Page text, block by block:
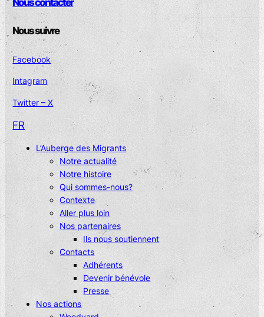
Nous suivre
Facebook
Intagram
Twitter – X
FR
L’Auberge des Migrants
Notre actualité
Notre histoire
Qui sommes-nous?
Contexte
Aller plus loin
Nos partenaires
Ils nous soutiennent
Contacts
Adhérents
Devenir bénévole
Presse
Nos actions